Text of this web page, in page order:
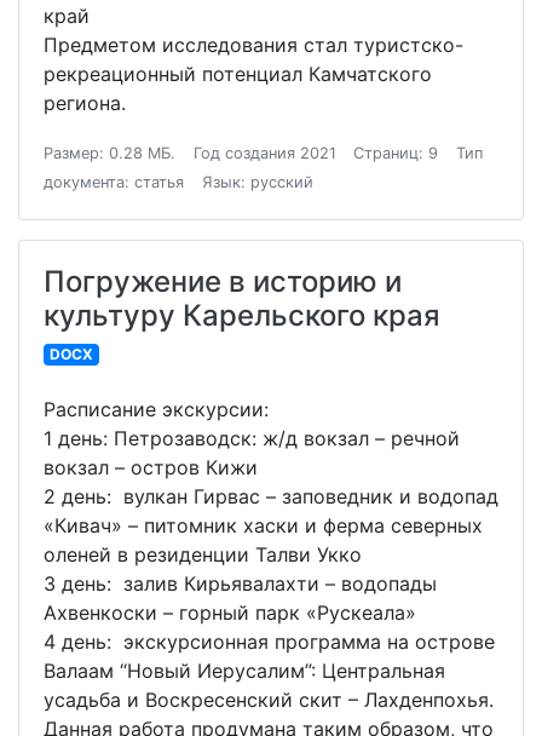
край
Предметом исследования стал туристско-
рекреационный потенциал Камчатского
региона.
Размер: 0.28 МБ. Год создания 2021 Страниц: 9
Тип
документа: статья
Язык: русский
Погружение в историю и
культуру Карельского края
DOCX
Расписание экскурсии:
1 день: Петрозаводск: ж/д вокзал – речной
вокзал – остров Кижи
2 день: вулкан Гирвас – заповедник и водопад
«Кивач» – питомник хаски и ферма северных
оленей в резиденции Талви Укко
3 день: залив Кирьявалахти – водопады
Ахвенкоски – горный парк «Рускеала»
4 день: экскурсионная программа на острове
Валаам “Новый Иерусалим”: Центральная
усадьба и Воскресенский скит – Лахденпохья.
Данная работа продумана таким образом, что